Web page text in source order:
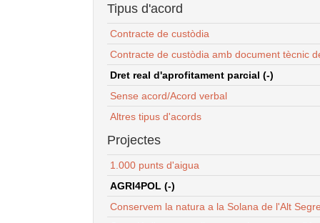
Tipus d'acord
Contracte de custòdia
Contracte de custòdia amb document tècnic
Dret real d'aprofitament parcial (-)
Sense acord/Acord verbal
Altres tipus d'acords
Projectes
1.000 punts d'aigua
AGRI4POL (-)
Conservem la natura a la Solana de l'Alt